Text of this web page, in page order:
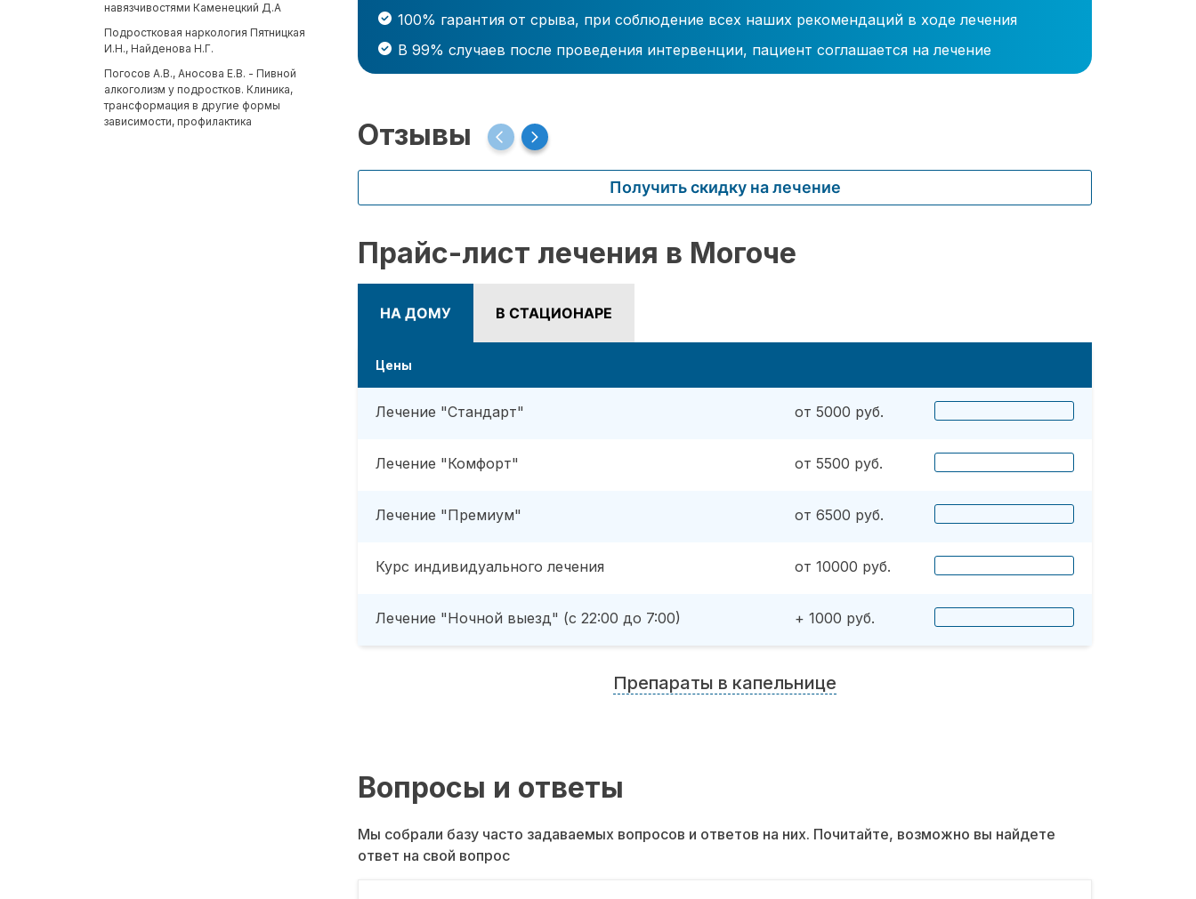
навязчивостями Каменецкий Д.А
Подростковая наркология Пятницкая
И.Н., Найденова Н.Г.
Погосов А.В., Аносова Е.В. - Пивной
алкоголизм у подростков. Клиника,
трансформация в другие формы
зависимости, профилактика
100% гарантия от срыва, при соблюдение всех наших рекомендаций в ходе лечения
В 99% случаев после проведения интервенции, пациент соглашается на лечение
Отзывы
Получить скидку на лечение
Прайс-лист лечения в Могоче
НА ДОМУ В СТАЦИОНАРЕ
Цены
Лечение "Стандарт" от 5000 руб.
Лечение "Комфорт" от 5500 руб.
Лечение "Премиум" от 6500 руб.
Курс индивидуального лечения от 10000 руб.
Лечение "Ночной выезд" (с 22:00 до 7:00) + 1000 руб.
Препараты в капельнице
Вопросы и ответы
Мы собрали базу часто задаваемых вопросов и ответов на них. Почитайте, возможно вы найдете
ответ на свой вопрос